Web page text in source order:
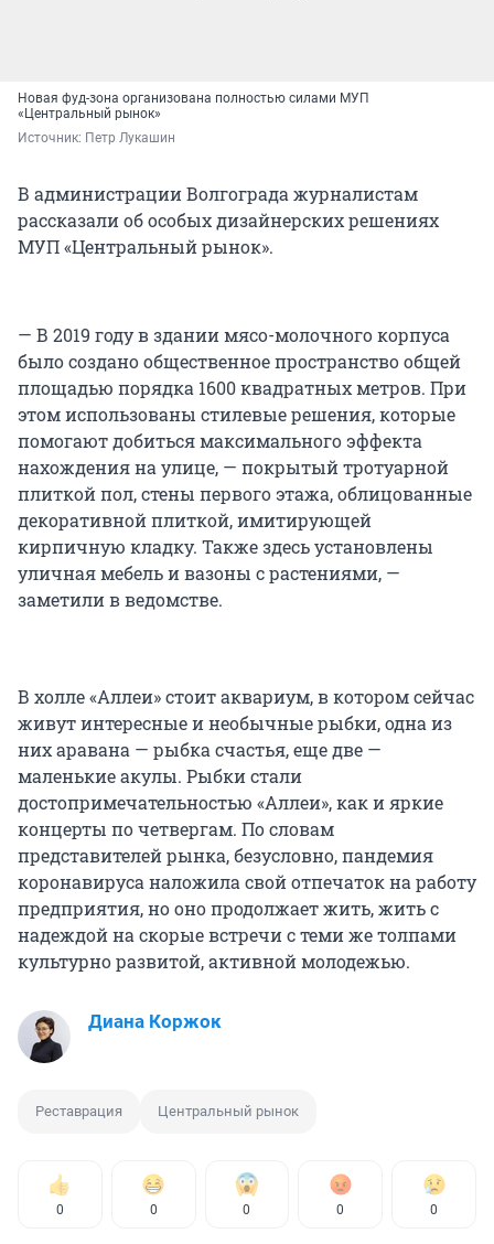
Новая фуд-зона организована полностью силами МУП
«Центральный рынок»
Источник: Петр Лукашин
В администрации Волгограда журналистам
рассказали об особых дизайнерских решениях
МУП «Центральный рынок».
— В 2019 году в здании мясо-молочного корпуса
было создано общественное пространство общей
площадью порядка 1600 квадратных метров. При
этом использованы стилевые решения, которые
помогают добиться максимального эффекта
нахождения на улице, — покрытый тротуарной
плиткой пол, стены первого этажа, облицованные
декоративной плиткой, имитирующей
кирпичную кладку. Также здесь установлены
уличная мебель и вазоны с растениями, —
заметили в ведомстве.
В холле «Аллеи» стоит аквариум, в котором сейчас
живут интересные и необычные рыбки, одна из
них аравана — рыбка счастья, еще две —
маленькие акулы. Рыбки стали
достопримечательностью «Аллеи», как и яркие
концерты по четвергам. По словам
представителей рынка, безусловно, пандемия
коронавируса наложила свой отпечаток на работу
предприятия, но оно продолжает жить, жить с
надеждой на скорые встречи с теми же толпами
культурно развитой, активной молодежью.
Диана Коржок
Реставрация Центральный рынок
0 0 0 0 0